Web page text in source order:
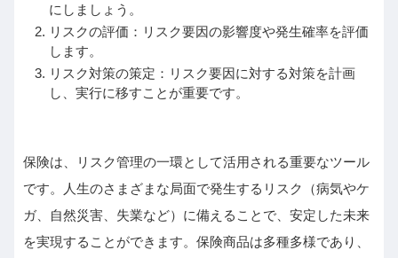
にしましょう。
リスクの評価：リスク要因の影響度や発生確率を評価
します。
リスク対策の策定：リスク要因に対する対策を計画
し、実行に移すことが重要です。
保険は、リスク管理の一環として活用される重要なツール
です。人生のさまざまな局面で発生するリスク（病気やケ
ガ、自然災害、失業など）に備えることで、安定した未来
を実現することができます。保険商品は多種多様であり、